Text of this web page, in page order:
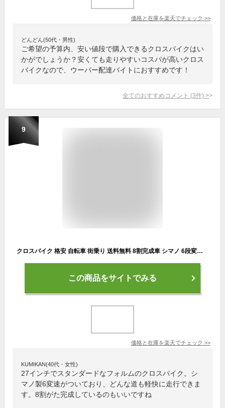
価格と在庫を楽天でチェック >>
どんどん(50代・男性)
ご希望の予算内、安い値段で購入できるクロスバイクはい
かがでしょうか？安くても走りやすいコスパが高いクロス
バイクなので、ウーバー配達バイトにおすすめです！
全てのおすすめコメント (3件) >
9
クロスバイク 格安 自転車 街乗り 送料無料 8割完成車 シマノ 6段変速 700C(約27インチ)
この商品をサイトでみる
価格と在庫を楽天でチェック >>
KUMIKAN(40代・女性)
27インチでスタンダードなフォルムのクロスバイク。シ
マノ製6変速がついており、どんな道も軽快に走行できま
す。8割がた完成しているのもいいですね